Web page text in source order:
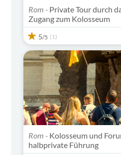
Rom - Private Tour durch
Zugang zum Kolosseum
5/5 (1)
Rom - Kolosseum und
halbprivate Führung